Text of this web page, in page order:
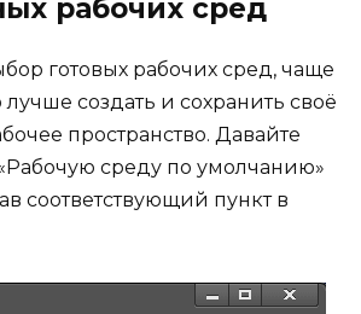
рабочих сред
готовых рабочих сред, чаще
лучше создать и сохранить своё
пространство. Давайте
среду по умолчанию»
соответствующий пункт в